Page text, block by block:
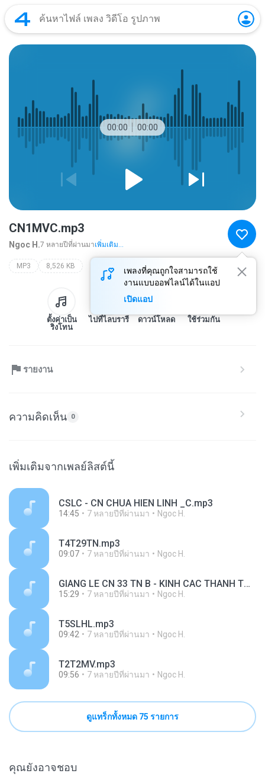
00:00 00:00
เพลงที่คุณถูกใจสามารถใช้
งานแบบออฟไลน์ได้ในแอป
เปิดแอป
CN1MVC.mp3
Ngoc H.7 หลายปีที่ผ่านมาเพิ่มเติม...
MP3 8,526 KB
ตั้งค่าเป็น
ริงโทน
ไปที่ไลบรารี ดาวน์โหลด ใช้ร่วมกัน
รายงาน
ความคิดเห็น 0
เพิ่มเติมจากเพลย์ลิสต์นี้
CSLC - CN CHUA HIEN LINH _C.mp3
14:45 7 หลายปีที่ผ่านมา Ngoc H.
T4T29TN.mp3
09:07 7 หลายปีที่ผ่านมา Ngoc H.
GIANG LE CN 33 TN B - KINH CAC THANH TU DAO VN.mp3
15:29 7 หลายปีที่ผ่านมา Ngoc H.
T5SLHL.mp3
09:42 7 หลายปีที่ผ่านมา Ngoc H.
T2T2MV.mp3
09:56 7 หลายปีที่ผ่านมา Ngoc H.
ดูแทร็กทั้งหมด 75 รายการ
คุณยังอาจชอบ